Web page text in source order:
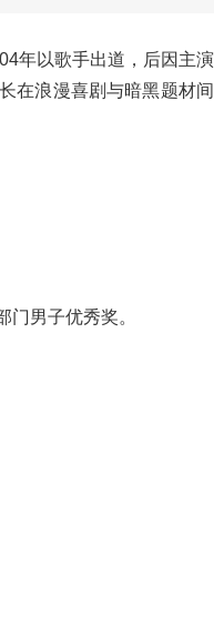
年以歌手出道，后因主演
在浪漫喜剧与暗黑题材间
男子优秀奖。